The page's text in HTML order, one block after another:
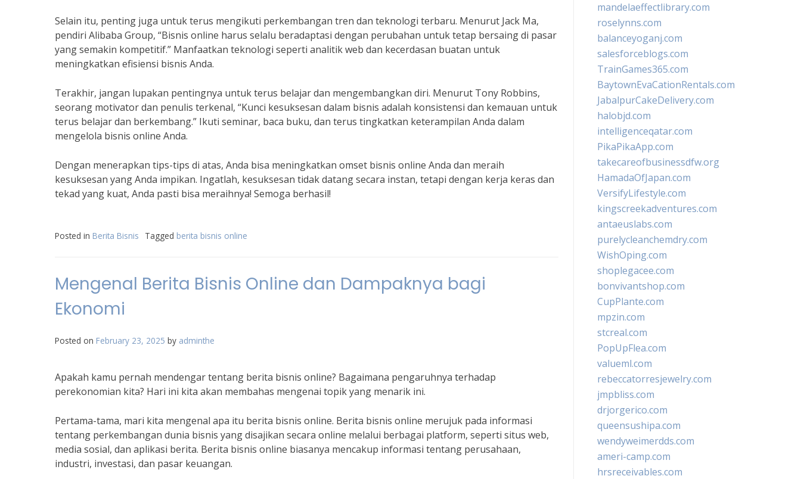
Selain itu, penting juga untuk terus mengikuti perkembangan tren dan teknologi terbaru. Menurut Jack Ma,
pendiri Alibaba Group, “Bisnis online harus selalu beradaptasi dengan perubahan untuk tetap bersaing di pasar
yang semakin kompetitif.” Manfaatkan teknologi seperti analitik web dan kecerdasan buatan untuk
meningkatkan efisiensi bisnis Anda.
Terakhir, jangan lupakan pentingnya untuk terus belajar dan mengembangkan diri. Menurut Tony Robbins,
seorang motivator dan penulis terkenal, “Kunci kesuksesan dalam bisnis adalah konsistensi dan kemauan untuk
terus belajar dan berkembang.” Ikuti seminar, baca buku, dan terus tingkatkan keterampilan Anda dalam
mengelola bisnis online Anda.
Dengan menerapkan tips-tips di atas, Anda bisa meningkatkan omset bisnis online Anda dan meraih
kesuksesan yang Anda impikan. Ingatlah, kesuksesan tidak datang secara instan, tetapi dengan kerja keras dan
tekad yang kuat, Anda pasti bisa meraihnya! Semoga berhasil!
Posted in Berita Bisnis Tagged berita bisnis online
Mengenal Berita Bisnis Online dan Dampaknya bagi
Ekonomi
Posted on February 23, 2025 by adminthe
Apakah kamu pernah mendengar tentang berita bisnis online? Bagaimana pengaruhnya terhadap
perekonomian kita? Hari ini kita akan membahas mengenai topik yang menarik ini.
Pertama-tama, mari kita mengenal apa itu berita bisnis online. Berita bisnis online merujuk pada informasi
tentang perkembangan dunia bisnis yang disajikan secara online melalui berbagai platform, seperti situs web,
media sosial, dan aplikasi berita. Berita bisnis online biasanya mencakup informasi tentang perusahaan,
industri, investasi, dan pasar keuangan.
mandelaeffectlibrary.com
roselynns.com
balanceyoganj.com
salesforceblogs.com
TrainGames365.com
BaytownEvaCationRentals.com
JabalpurCakeDelivery.com
halobjd.com
intelligenceqatar.com
PikaPikaApp.com
takecareofbusinessdfw.org
HamadaOfJapan.com
VersifyLifestyle.com
kingscreekadventures.com
antaeuslabs.com
purelycleanchemdry.com
WishOping.com
shoplegacee.com
bonvivantshop.com
CupPlante.com
mpzin.com
stcreal.com
PopUpFlea.com
valueml.com
rebeccatorresjewelry.com
jmpbliss.com
drjorgerico.com
queensushipa.com
wendyweimerdds.com
ameri-camp.com
hrsreceivables.com